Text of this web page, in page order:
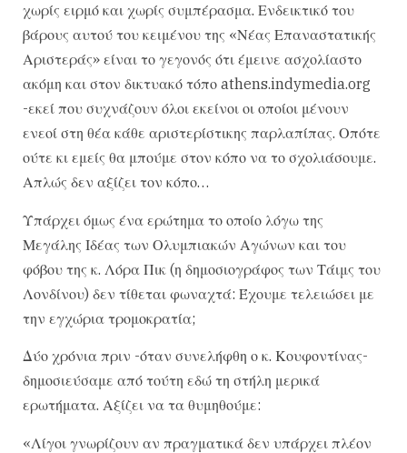
χωρίς ειρμό και χωρίς συμπέρασμα. Ενδεικτικό του
βάρους αυτού του κειμένου της «Νέας Επαναστατικής
Αριστεράς» είναι το γεγονός ότι έμεινε ασχολίαστο
ακόμη και στον δικτυακό τόπο athens.indymedia.org
-εκεί που συχνάζουν όλοι εκείνοι οι οποίοι μένουν
ενεοί στη θέα κάθε αριστερίστικης παρλαπίπας. Οπότε
ούτε κι εμείς θα μπούμε στον κόπο να το σχολιάσουμε.
Απλώς δεν αξίζει τον κόπο…
Υπάρχει όμως ένα ερώτημα το οποίο λόγω της
Μεγάλης Ιδέας των Ολυμπιακών Αγώνων και του
φόβου της κ. Λόρα Πικ (η δημοσιογράφος των Τάιμς του
Λονδίνου) δεν τίθεται φωναχτά: Έχουμε τελειώσει με
την εγχώρια τρομοκρατία;
Δύο χρόνια πριν -όταν συνελήφθη ο κ. Κουφοντίνας-
δημοσιεύσαμε από τούτη εδώ τη στήλη μερικά
ερωτήματα. Αξίζει να τα θυμηθούμε:
«Λίγοι γνωρίζουν αν πραγματικά δεν υπάρχει πλέον